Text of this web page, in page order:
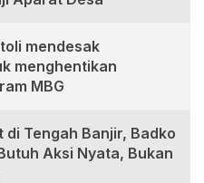
mendesak
menghentikan
MBG
di Tengah Banjir, Badko
Aksi Nyata, Bukan